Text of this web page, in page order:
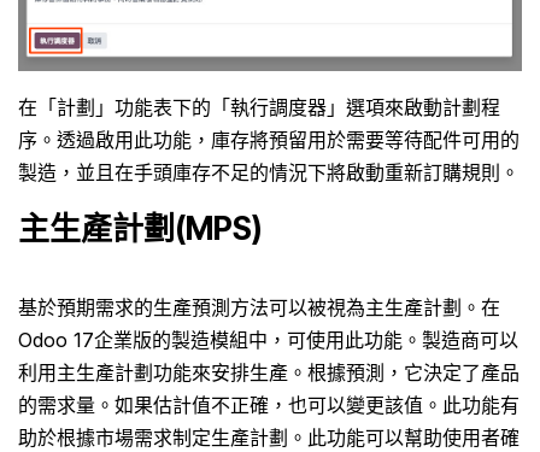
在「計劃」功能表下的「執行調度器」選項來啟動計劃程
序。透過啟用此功能，庫存將預留用於需要等待配件可用的
製造，並且在手頭庫存不足的情況下將啟動重新訂購規則。
主生產計劃(MPS)
基於預期需求的生產預測方法可以被視為主生產計劃。在
Odoo 17企業版的製造模組中，可使用此功能。製造商可以
利用主生產計劃功能來安排生產。根據預測，它決定了產品
的需求量。如果估計值不正確，也可以變更該值。此功能有
助於根據市場需求制定生產計劃。此功能可以幫助使用者確